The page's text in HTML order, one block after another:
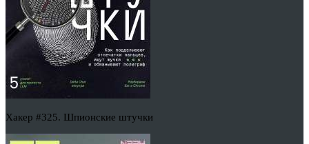
Хакер #325. Шпионские штучки